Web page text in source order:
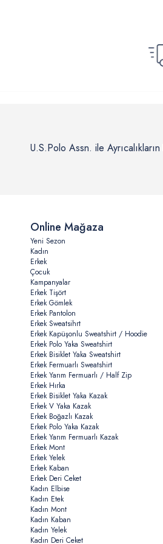
U.S.Polo Assn. ile Ayrıcalıkların
Online Mağaza
Yeni Sezon
Kadın
Erkek
Çocuk
Kampanyalar
Erkek Tişört
Erkek Gömlek
Erkek Pantolon
Erkek Sweatsihrt
Erkek Kapüşonlu Sweatshirt / Hoodie
Erkek Polo Yaka Sweatshirt
Erkek Bisiklet Yaka Sweatshirt
Erkek Fermuarlı Sweatshirt
Erkek Yarım Fermuarlı / Half Zip
Erkek Hırka
Erkek Bisiklet Yaka Kazak
Erkek V Yaka Kazak
Erkek Boğazlı Kazak
Erkek Polo Yaka Kazak
Erkek Yarım Fermuarlı Kazak
Erkek Mont
Erkek Yelek
Erkek Kaban
Erkek Deri Ceket
Kadın Elbise
Kadın Etek
Kadın Mont
Kadın Kaban
Kadın Yelek
Kadın Deri Ceket